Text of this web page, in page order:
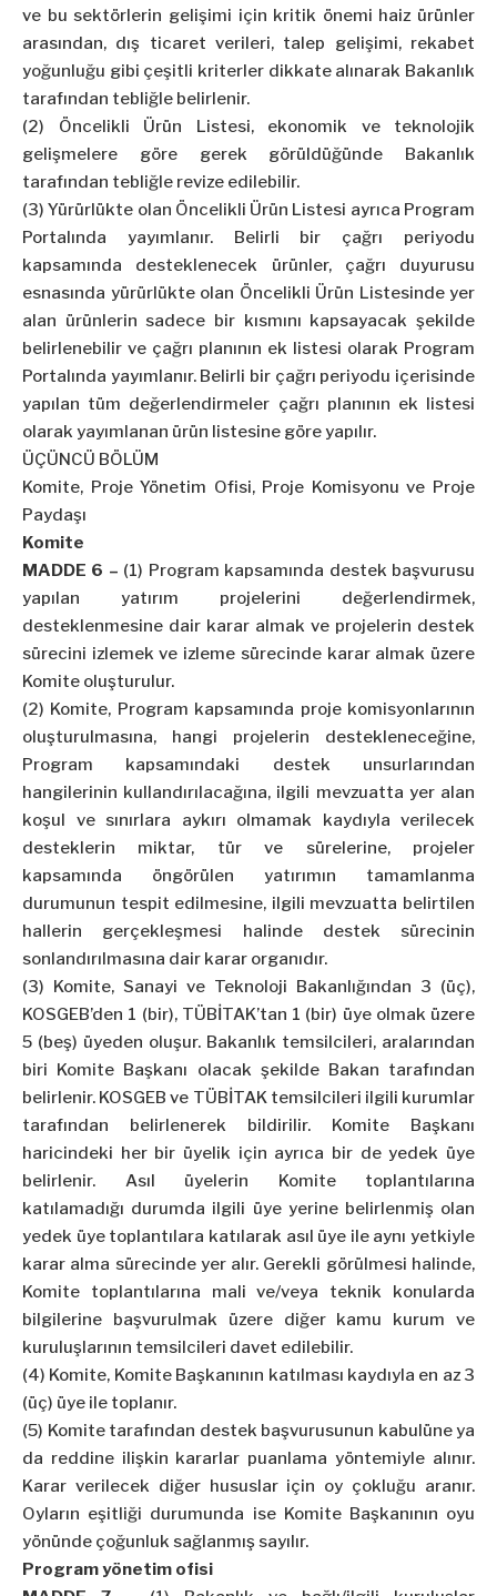
ve bu sektörlerin gelişimi için kritik önemi haiz ürünler
arasından, dış ticaret verileri, talep gelişimi, rekabet
yoğunluğu gibi çeşitli kriterler dikkate alınarak Bakanlık
tarafından tebliğle belirlenir.
(2) Öncelikli Ürün Listesi, ekonomik ve teknolojik
gelişmelere göre gerek görüldüğünde Bakanlık
tarafından tebliğle revize edilebilir.
(3) Yürürlükte olan Öncelikli Ürün Listesi ayrıca Program
Portalında yayımlanır. Belirli bir çağrı periyodu
kapsamında desteklenecek ürünler, çağrı duyurusu
esnasında yürürlükte olan Öncelikli Ürün Listesinde yer
alan ürünlerin sadece bir kısmını kapsayacak şekilde
belirlenebilir ve çağrı planının ek listesi olarak Program
Portalında yayımlanır. Belirli bir çağrı periyodu içerisinde
yapılan tüm değerlendirmeler çağrı planının ek listesi
olarak yayımlanan ürün listesine göre yapılır.
ÜÇÜNCÜ BÖLÜM
Komite, Proje Yönetim Ofisi, Proje Komisyonu ve Proje
Paydaşı
Komite
MADDE 6 – (1) Program kapsamında destek başvurusu
yapılan yatırım projelerini değerlendirmek,
desteklenmesine dair karar almak ve projelerin destek
sürecini izlemek ve izleme sürecinde karar almak üzere
Komite oluşturulur.
(2) Komite, Program kapsamında proje komisyonlarının
oluşturulmasına, hangi projelerin destekleneceğine,
Program kapsamındaki destek unsurlarından
hangilerinin kullandırılacağına, ilgili mevzuatta yer alan
koşul ve sınırlara aykırı olmamak kaydıyla verilecek
desteklerin miktar, tür ve sürelerine, projeler
kapsamında öngörülen yatırımın tamamlanma
durumunun tespit edilmesine, ilgili mevzuatta belirtilen
hallerin gerçekleşmesi halinde destek sürecinin
sonlandırılmasına dair karar organıdır.
(3) Komite, Sanayi ve Teknoloji Bakanlığından 3 (üç),
KOSGEB’den 1 (bir), TÜBİTAK’tan 1 (bir) üye olmak üzere
5 (beş) üyeden oluşur. Bakanlık temsilcileri, aralarından
biri Komite Başkanı olacak şekilde Bakan tarafından
belirlenir. KOSGEB ve TÜBİTAK temsilcileri ilgili kurumlar
tarafından belirlenerek bildirilir. Komite Başkanı
haricindeki her bir üyelik için ayrıca bir de yedek üye
belirlenir. Asıl üyelerin Komite toplantılarına
katılamadığı durumda ilgili üye yerine belirlenmiş olan
yedek üye toplantılara katılarak asıl üye ile aynı yetkiyle
karar alma sürecinde yer alır. Gerekli görülmesi halinde,
Komite toplantılarına mali ve/veya teknik konularda
bilgilerine başvurulmak üzere diğer kamu kurum ve
kuruluşlarının temsilcileri davet edilebilir.
(4) Komite, Komite Başkanının katılması kaydıyla en az 3
(üç) üye ile toplanır.
(5) Komite tarafından destek başvurusunun kabulüne ya
da reddine ilişkin kararlar puanlama yöntemiyle alınır.
Karar verilecek diğer hususlar için oy çokluğu aranır.
Oyların eşitliği durumunda ise Komite Başkanının oyu
yönünde çoğunluk sağlanmış sayılır.
Program yönetim ofisi